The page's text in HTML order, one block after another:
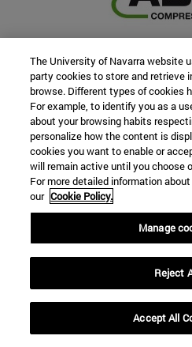
The University of Navarra website
party cookies to store and retrieve
browse. Different types of cookies
For example, to identify you as a
about your browsing habits
personalize how the content is
cookies you want to enable or
will remain active until you choose
For more detailed information
our Cookie Policy.
Manage
Reject
Accept All